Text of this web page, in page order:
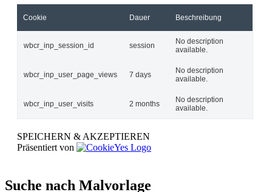
Cookie Dauer Beschreibung
wbcr_inp_session_id session
No description
available.
wbcr_inp_user_page_views 7 days
No description
available.
wbcr_inp_user_visits 2 months
No description
available.
SPEICHERN & AKZEPTIEREN
Präsentiert von
Suche nach Malvorlage